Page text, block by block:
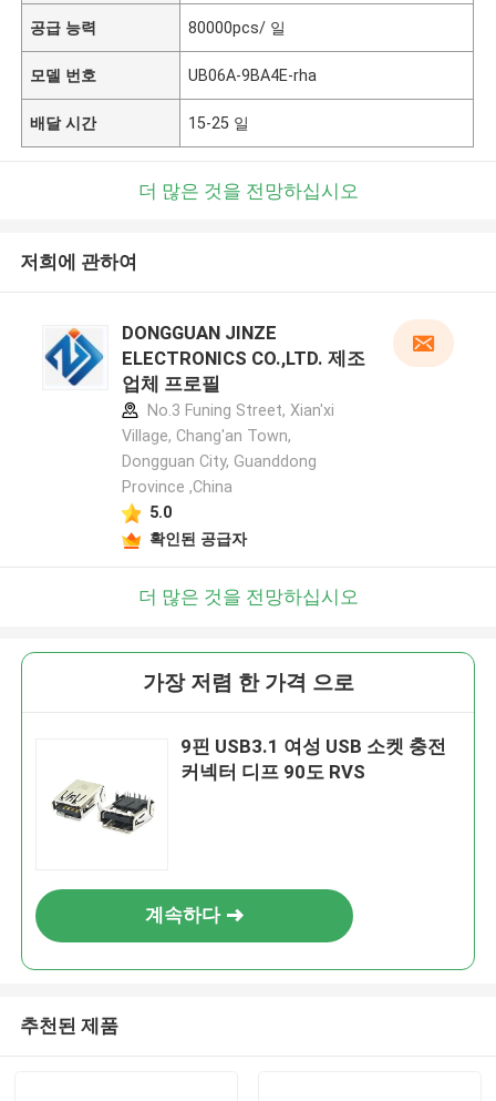
공급 능력 80000pcs/ 일
모델 번호 UB06A-9BA4E-rha
배달 시간 15-25 일
더 많은 것을 전망하십시오
저희에 관하여
DONGGUAN JINZE
ELECTRONICS CO.,LTD. 제조
업체 프로필
No.3 Funing Street, Xian'xi
Village, Chang'an Town,
Dongguan City, Guanddong
Province ,China
5.0
확인된 공급자
더 많은 것을 전망하십시오
가장 저렴 한 가격 으로
9핀 USB3.1 여성 USB 소켓 충전
커넥터 디프 90도 RVS
계속하다
추천된 제품